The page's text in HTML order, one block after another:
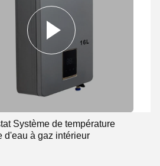
Système de température
d'eau à gaz intérieur